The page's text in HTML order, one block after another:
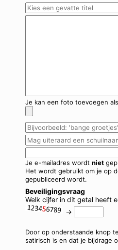
Je kan een foto toevoegen
Je e-mailadres wordt niet
Het wordt gebruikt om je op
gepubliceerd wordt.
Beveiligingsvraag
Welk cijfer in dit getal heeft
→
Door op onderstaande knop
satirisch is en dat je bijdrage